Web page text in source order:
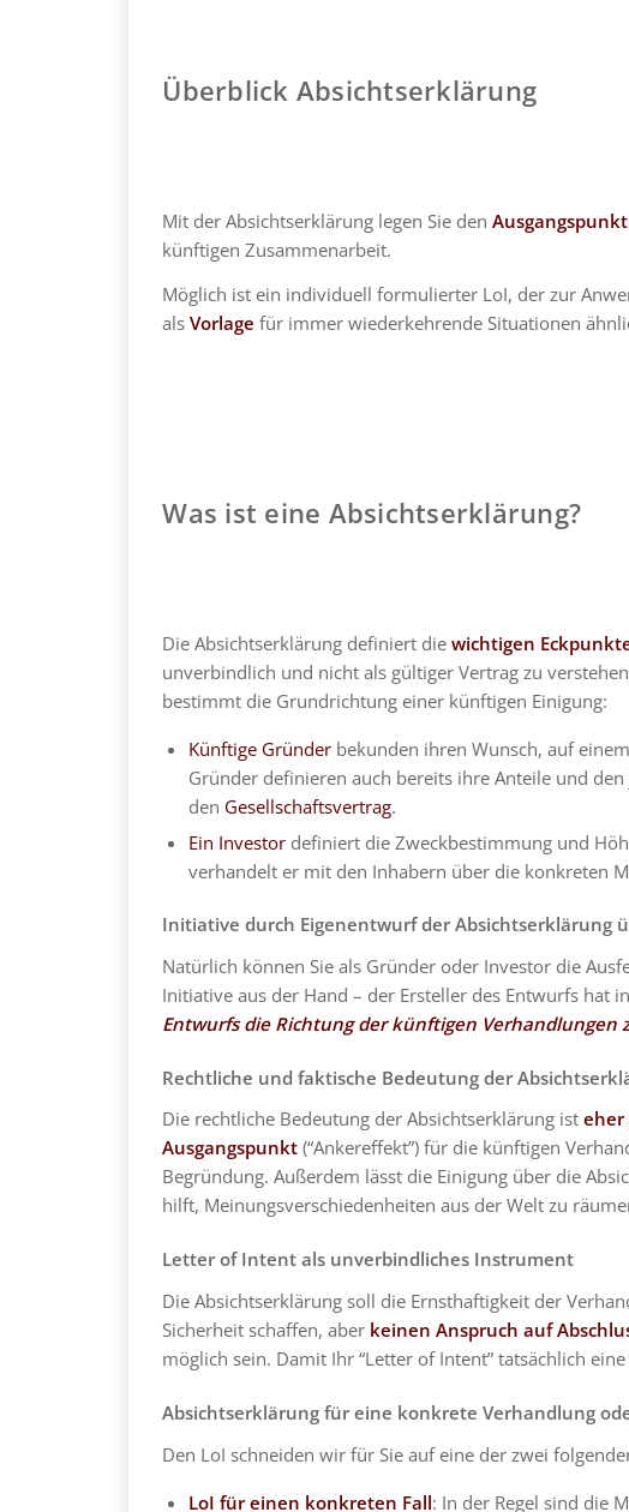
Überblick Absichtserklärung
Mit der Absichtserklärung legen Sie denAusgangspunkt
künftigen Zusammenarbeit.
Möglich ist ein individuell formulierter LoI, der zur
alsVorlage für immer wiederkehrende Situationen
Was ist eine Absichtserklärung?
Die Absichtserklärung definiert diewichtigen
unverbindlich und nicht als gültiger Vertrag zu
bestimmt die Grundrichtung einer künftigen Einigung:
Künftige Gründer bekunden ihren Wunsch, auf
Gründer definieren auch bereits ihre Anteile und
den Gesellschaftsvertrag.
Ein Investor definiert die Zweckbestimmung und
verhandelt er mit den Inhabern über die konkreten
Initiative durch Eigenentwurf der Absichtserklärung
Natürlich können Sie als Gründer oder Investor die
Initiative aus der Hand – der Ersteller des Entwurfs hat
Entwurfs die Richtung der künftigen Verhandlungen
Rechtliche und faktische Bedeutung der
Die rechtliche Bedeutung der Absichtserklärung isteher
Ausgangspunkt (“Ankereffekt”) für die künftigen
Begründung. Außerdem lässt die Einigung über die
hilft, Meinungsverschiedenheiten aus der Welt zu
Letter of Intent als unverbindliches Instrument
Die Absichtserklärung soll die Ernsthaftigkeit der
Sicherheit schaffen, aber keinen Anspruch auf
möglich sein. Damit Ihr “Letter of Intent” tatsächlich
Absichtserklärung für eine konkrete Verhandlung
Den LoI schneiden wir für Sie auf eine der zwei
LoI für einen konkreten Fall: In der Regel sind die